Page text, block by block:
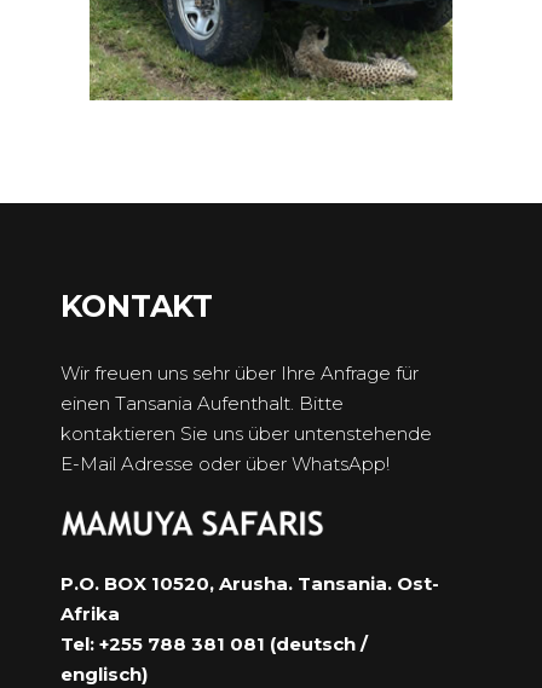
KONTAKT
Wir freuen uns sehr über Ihre Anfrage für
einen Tansania Aufenthalt. Bitte
kontaktieren Sie uns über untenstehende
E-Mail Adresse oder über WhatsApp!
P.O. BOX 10520, Arusha. Tansania. Ost-
Afrika
Tel: +255 788 381 081 (deutsch /
englisch)